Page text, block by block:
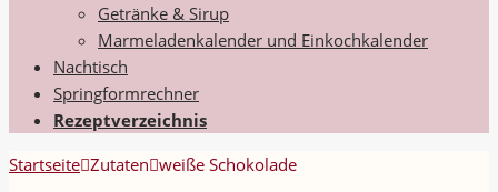
Getränke & Sirup
Marmeladenkalender und Einkochkalender
Nachtisch
Springformrechner
Rezeptverzeichnis
Startseite Zutaten weiße Schokolade